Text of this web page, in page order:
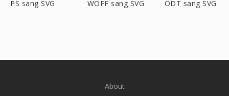
PS sang SVG WOFF sang SVG ODT sang SVG
About